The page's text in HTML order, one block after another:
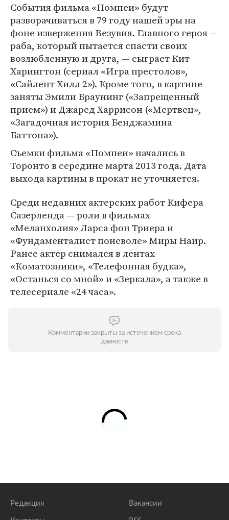
События фильма «Помпеи» будут
разворачиваться в 79 году нашей эры на
фоне извержения Везувия. Главного героя —
раба, который пытается спасти своих
возлюбленную и друга, — сыграет Кит
Харингтон (сериал «Игра престолов»,
«Сайлент Хилл 2»). Кроме того, в картине
заняты Эмили Браунинг («Запрещенный
прием») и Джаред Харрисон («Мертвец»,
«Загадочная история Бенджамина
Баттона»).
Съемки фильма «Помпеи» начались в
Торонто в середине марта 2013 года. Дата
выхода картины в прокат не уточняется.
Среди недавних актерских работ Кифера
Сазерленда — роли в фильмах
«Меланхолия» Ларса фон Триера и
«Фундаменталист поневоле» Миры Наир.
Ранее актер снимался в лентах
«Коматозники», «Телефонная будка»,
«Останься со мной» и «Зеркала», а также в
телесериале «24 часа».
Комментарии закрыты за истечением срока
давности
Редакция Вакансии